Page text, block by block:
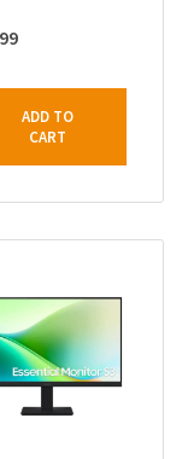
ADD TO
CART